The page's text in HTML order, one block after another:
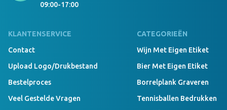
09:00-17:00
KLANTENSERVICE
Contact
Upload Logo/drukbestand
Bestelproces
Veel Gestelde Vragen
CATEGORIEËN
Wijn Met Eigen Etiket
Bier Met Eigen Etiket
Borrelplank Graveren
Tennisballen Bedrukken